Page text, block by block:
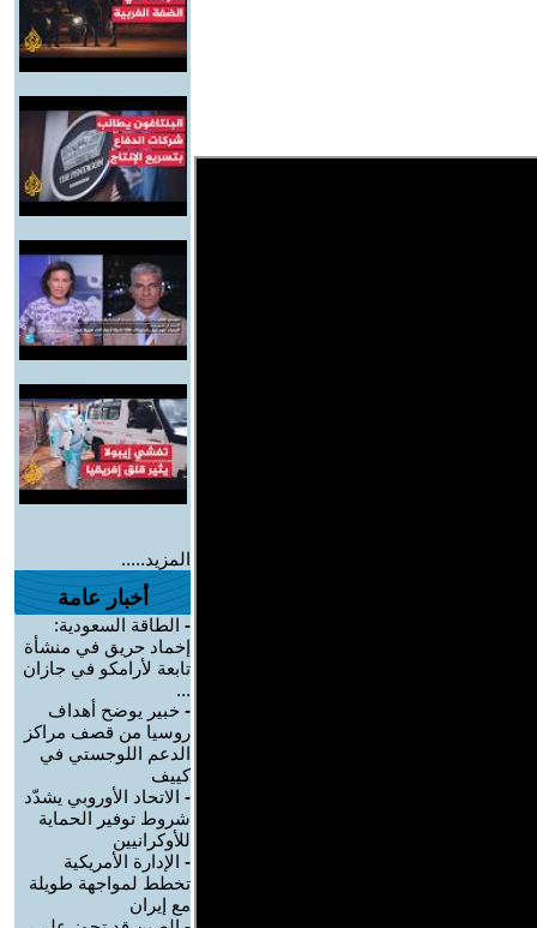
المزيد.....
أخبار عامة
- الطاقة السعودية:
إخماد حريق في منشأة
تابعة لأرامكو في جازان
...
- خبير يوضح أهداف
روسيا من قصف مراكز
الدعم اللوجستي في
كييف
- الاتحاد الأوروبي يشدّد
شروط توفير الحماية
للأوكرانيين
- الإدارة الأمريكية
تخطط لمواجهة طويلة
مع إيران